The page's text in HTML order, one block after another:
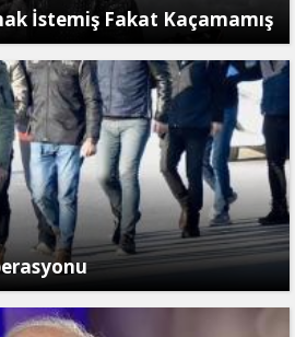
İstemiş Fakat Kaçamamış